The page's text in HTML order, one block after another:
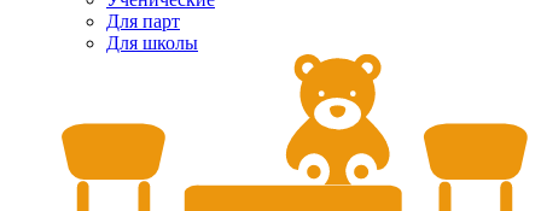
Для парт
Для школы